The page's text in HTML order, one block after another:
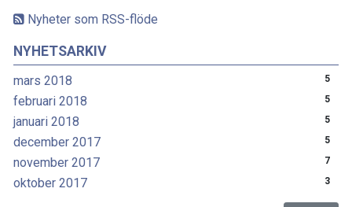
Nyheter som RSS-flöde
NYHETSARKIV
mars 2018 5
februari 2018 5
januari 2018 5
december 2017 5
november 2017 7
oktober 2017 3